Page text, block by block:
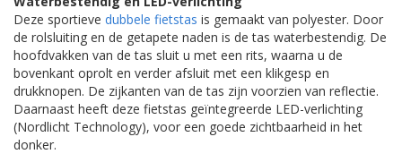
Deze sportieve dubbele fietstas is gemaakt van polyester. Door
de rolsluiting en de getapete naden is de tas waterbestendig. De
hoofdvakken van de tas sluit u met een rits, waarna u de
bovenkant oprolt en verder afsluit met een klikgesp en
drukknopen. De zijkanten van de tas zijn voorzien van reflectie.
Daarnaast heeft deze fietstas geïntegreerde LED-verlichting
(Nordlicht Technology), voor een goede zichtbaarheid in het
donker.